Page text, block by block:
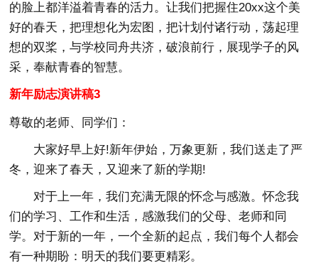
的脸上都洋溢着青春的活力。让我们把握住20xx这个美
好的春天，把理想化为宏图，把计划付诸行动，荡起理
想的双桨，与学校同舟共济，破浪前行，展现学子的风
采，奉献青春的智慧。
新年励志演讲稿3
尊敬的老师、同学们：
大家好早上好!新年伊始，万象更新，我们送走了严
冬，迎来了春天，又迎来了新的学期!
对于上一年，我们充满无限的怀念与感激。怀念我
们的学习、工作和生活，感激我们的父母、老师和同
学。对于新的一年，一个全新的起点，我们每个人都会
有一种期盼：明天的我们要更精彩。